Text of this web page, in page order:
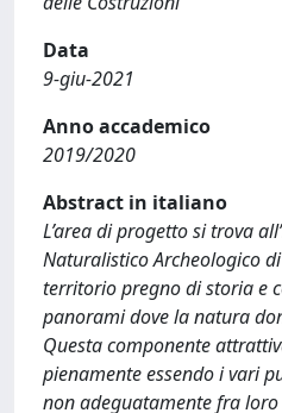
Data
9-giu-2021
Anno accademico
2019/2020
Abstract in italiano
L’area di progetto si trova
Naturalistico Archeologico
territorio pregno di storia e
panorami dove la natura
Questa componente
pienamente essendo i vari
non adeguatamente fra